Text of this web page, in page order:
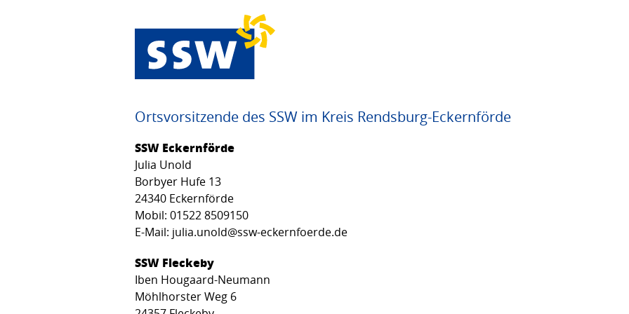
Ortsvorsitzende des SSW im Kreis Rendsburg-Eckernförde
SSW Eckernförde
Julia Unold
Borbyer Hufe 13
24340 Eckernförde
Mobil: 01522 8509150
E-Mail: julia.unold@ssw-eckernfoerde.de
SSW Fleckeby
Iben Hougaard-Neumann
Möhlhorster Weg 6